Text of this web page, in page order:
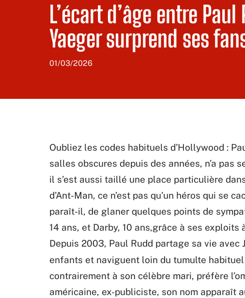
L’écart d’âge entre
Yaeger surprend ses
01/03/2026
Oubliez les codes habituels d’Hollywood :
salles obscures depuis des années, n’a pas
il s’est aussi taillé une place particulière
d’Ant-Man, ce n’est pas qu’un héros qui se
paraît-il, de glaner quelques points de
14 ans, et Darby, 10 ans,grâce à ses exploits
Depuis 2003, Paul Rudd partage sa vie
enfants et naviguent loin du tumulte
contrairement à son célèbre mari, préfère
américaine, ex-publiciste, son nom apparaît